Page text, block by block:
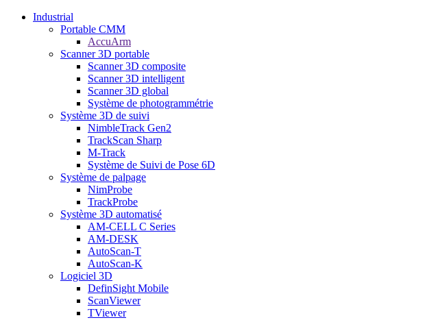
Industrial
Portable CMM
AccuArm
Scanner 3D portable
Scanner 3D composite
Scanner 3D intelligent
Scanner 3D global
Système de photogrammétrie
Système 3D de suivi
NimbleTrack Gen2
TrackScan Sharp
M-Track
Système de Suivi de Pose 6D
Système de palpage
NimProbe
TrackProbe
Système 3D automatisé
AM-CELL C Series
AM-DESK
AutoScan-T
AutoScan-K
Logiciel 3D
DefinSight Mobile
ScanViewer
TViewer